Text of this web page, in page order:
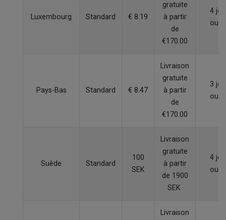
Luxembourg Standard € 8.19
gratuite
à partir
de
€170.00
4
Pays-Bas Standard € 8.47
Livraison
gratuite
à partir
de
€170.00
3
Suède Standard
100
SEK
Livraison
gratuite
à partir
de 1900
SEK
4
Livraison